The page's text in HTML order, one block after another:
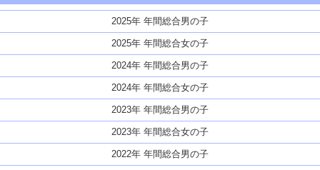
2025年 年間総合男の子
2025年 年間総合女の子
2024年 年間総合男の子
2024年 年間総合女の子
2023年 年間総合男の子
2023年 年間総合女の子
2022年 年間総合男の子